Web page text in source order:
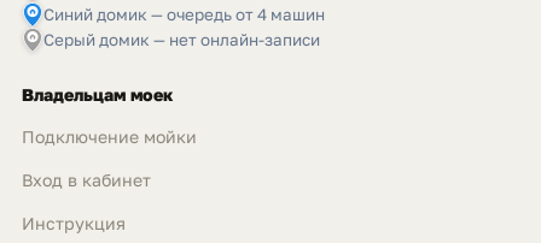
Синий домик — очередь от 4 машин
Серый домик — нет онлайн-записи
Владельцам моек
Подключение мойки
Вход в кабинет
Инструкция